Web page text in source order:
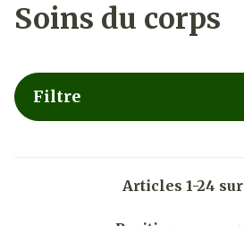
Soins du corps
Filtre
Articles 1-24 sur